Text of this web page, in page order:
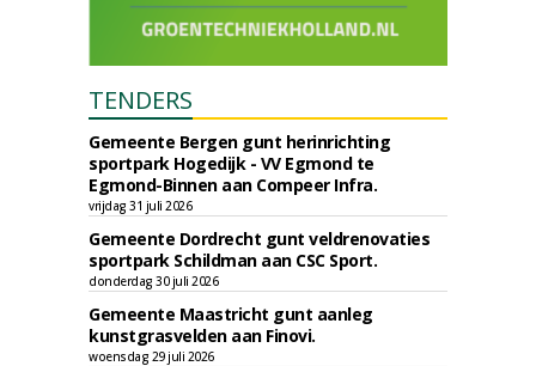
TENDERS
Gemeente Bergen gunt herinrichting
sportpark Hogedijk - VV Egmond te
Egmond-Binnen aan Compeer Infra.
vrijdag 31 juli 2026
Gemeente Dordrecht gunt veldrenovaties
sportpark Schildman aan CSC Sport.
donderdag 30 juli 2026
Gemeente Maastricht gunt aanleg
kunstgrasvelden aan Finovi.
woensdag 29 juli 2026